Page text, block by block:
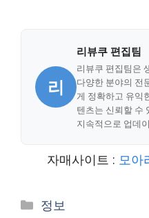
리
리뷰쿠 편집팀
리뷰쿠 편집팀은
다양한 분야의 전
게 정확하고 유익
텐츠는 신뢰할 수
지속적으로 업데
자매사이트 : 모아
Categories
정보